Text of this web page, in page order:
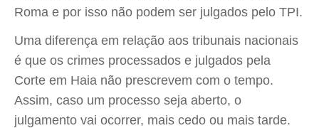
Roma e por isso não podem ser julgados pelo TPI.
Uma diferença em relação aos tribunais nacionais
é que os crimes processados e julgados pela
Corte em Haia não prescrevem com o tempo.
Assim, caso um processo seja aberto, o
julgamento vai ocorrer, mais cedo ou mais tarde.